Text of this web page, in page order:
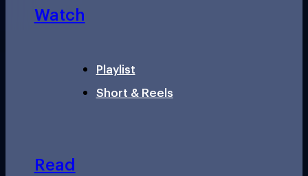
Watch
Playlist
Short & Reels
Read